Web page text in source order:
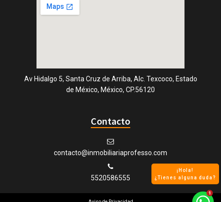
Av Hidalgo 5, Santa Cruz de Arriba, Alc. Texcoco, Estado
de México, México, CP.56120
Contacto
contacto@inmobiliariaprofesso.com
5520586555
¡Hola!
¿Tienes alguna duda?